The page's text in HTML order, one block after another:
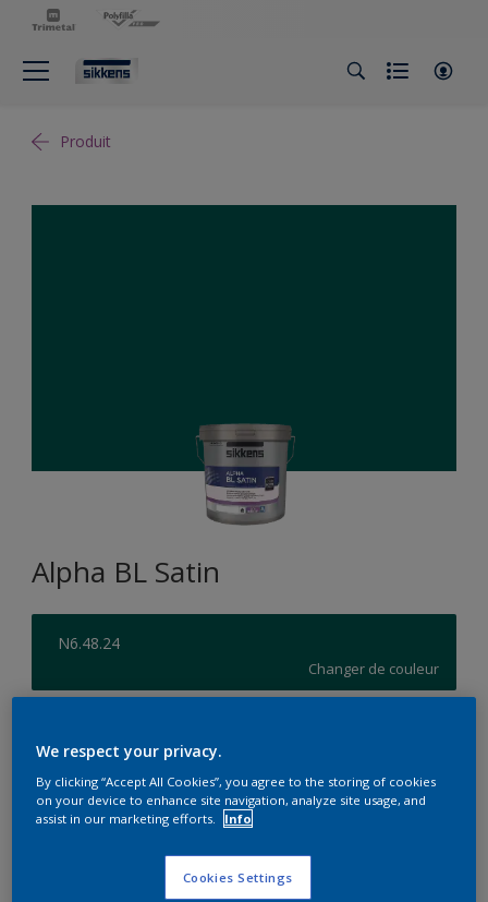
Produit
Alpha BL Satin
N6.48.24
Changer de couleur
1L
Quantité Calculateur de peinture
We respect your privacy.
By clicking “Accept All Cookies”, you agree to the storing of cookies
on your device to enhance site navigation, analyze site usage, and
assist in our marketing efforts.
Info
Cookies Settings